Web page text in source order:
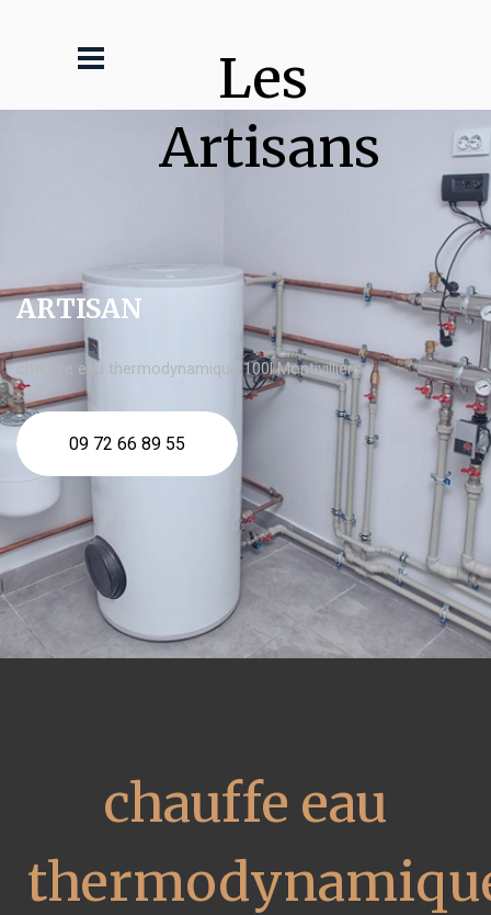
Les
Artisans
ARTISAN
chauffe eau thermodynamique 100l Montivilliers
09 72 66 89 55
chauffe eau